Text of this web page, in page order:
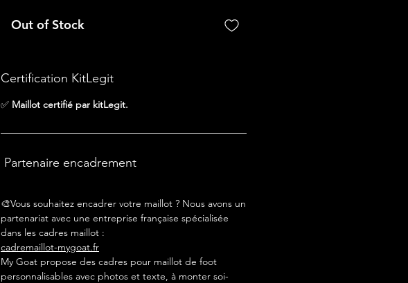
Out of Stock
Certification KitLegit
✅ Maillot certifié par kitLegit.
Partenaire encadrement
🎨Vous souhaitez encadrer votre maillot ? Nous avons un
partenariat avec une entreprise française spécialisée
dans les cadres maillot :
cadremaillot-mygoat.fr
My Goat propose des cadres pour maillot de foot
personnalisables avec photos et texte, à monter soi-